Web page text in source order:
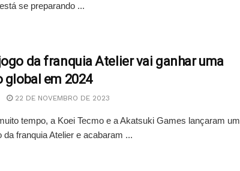
se preparando ...
da franquia Atelier vai ganhar uma
global em 2024
22 DE NOVEMBRO DE 2023
tempo, a Koei Tecmo e a Akatsuki Games lançaram um
da franquia Atelier e acabaram ...